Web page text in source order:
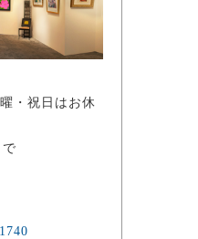
・祝日はお休